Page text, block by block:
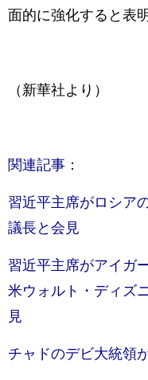
面的に強化すると表
（新華社より）
関連記事：
習近平主席がロシア
議長と会見
習近平主席がアイガ
米ウォルト・ディズ
見
チャドのデビ大統領